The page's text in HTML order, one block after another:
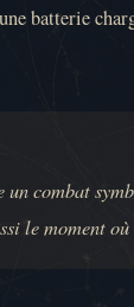
batterie
combat
le moment